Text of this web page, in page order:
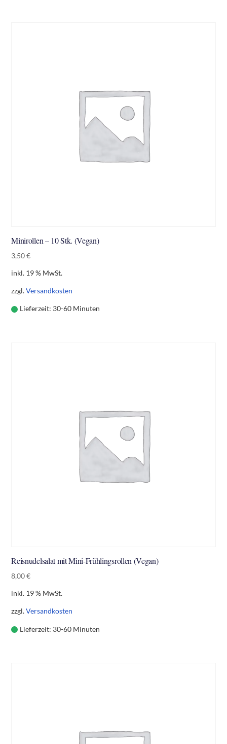
Minirollen – 10 Stk. (Vegan)
3,50€
inkl. 19 % MwSt.
zzgl.Versandkosten
Lieferzeit: 30-60 Minuten
Reisnudelsalat mit Mini-Frühlingsrollen (Vegan)
8,00€
inkl. 19 % MwSt.
zzgl.Versandkosten
Lieferzeit: 30-60 Minuten